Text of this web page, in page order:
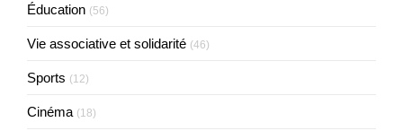
Éducation (56)
Vie associative et solidarité (46)
Sports (12)
Cinéma (18)